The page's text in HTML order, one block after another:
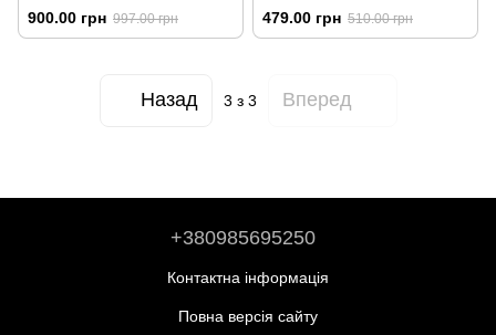
для сяючої шкіри 400 г +
Зволожуючий щоденний крем
900.00 грн 997.00 грн
для шугарингу середньої
щільності 1400 г +
479.00 грн 510.00 грн
Назад 3 з 3 Вперед
+380985695250
Контактна інформація
Повна версія сайту